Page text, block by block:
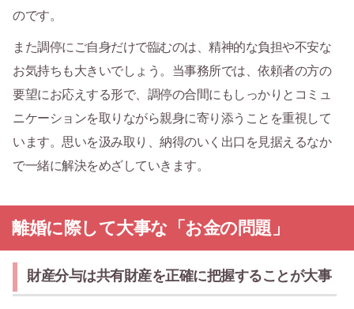
のです。
また調停にご自身だけで臨むのは、精神的な負担や不安な
お気持ちも大きいでしょう。当事務所では、依頼者の方の
要望にお応えする形で、調停の合間にもしっかりとコミュ
ニケーションを取りながら親身に寄り添うことを重視して
います。思いを汲み取り、納得のいく出口を見据えるなか
で一緒に解決をめざしていきます。
離婚に際して大事な「お金の問題」
財産分与は共有財産を正確に把握することが大事